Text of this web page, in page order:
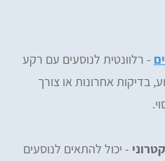
- רלוונטית לנוסעים עם רקע
בדיקות אחרונות או צורך
- יכול להתאים לנוסעים